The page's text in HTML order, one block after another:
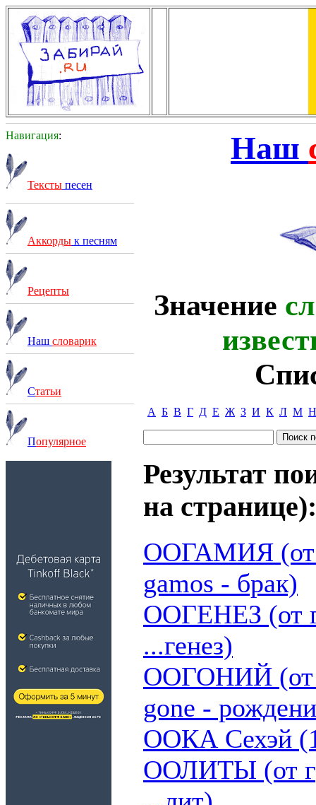
Навигация:
Тексты песен
Аккорды к песням
Рецепты
Наш словарик
Статьи
Популярное
Наш
Значение
А Б В Г Д Е Ж З И К Л М Н
Результат
на странице):
ООГАМИЯ (от
gamos - брак)
ООГЕНЕЗ (от
...генез)
ООГОНИЙ (от
gone -
ООКА Сехэй
ООЛИТЫ (от